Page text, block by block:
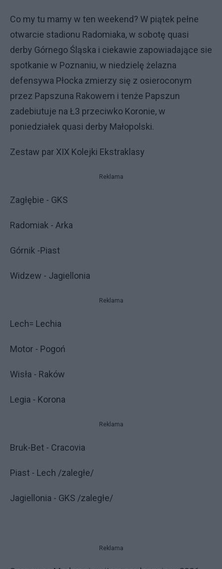
Co my tu mamy w ten weekend? W piątek pełne
otwarcie stadionu Radomiaka, w sobotę quasi
derby Górnego Śląska i ciekawie zapowiadające sie
spotkanie w Poznaniu, w niedzielę żelazna
defensywa Płocka zmierzy się z osieroconym
przez Papszuna Rakowem i tenże Papszun
zadebiutuje na Ł3 przeciwko Koronie, w
poniedziałek quasi derby Małopolski.
Zestaw par XIX Kolejki Ekstraklasy
Reklama
Zagłębie - GKS
Radomiak - Arka
Górnik -Piast
Widzew - Jagiellonia
Reklama
Lech= Lechia
Motor - Pogoń
Wisła - Raków
Legia - Korona
Reklama
Bruk-Bet - Cracovia
Piast - Lech /zaległe/
Jagiellonia - GKS /zaległe/
Reklama